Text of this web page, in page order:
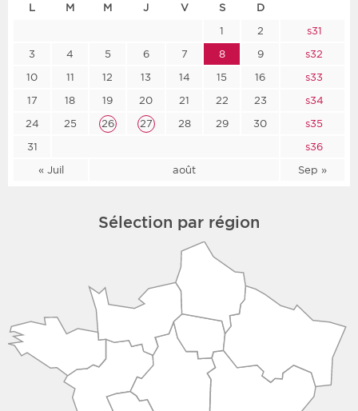
L M M J V S D
« Juil août Sep »
1 2
s31
3
4 5 6 7 8 9
s32
10
11 12 13 14 15 16
s33
17
18 19 20 21 22 23
s34
24
25 26 27 28 29 30
s35
31
s36
Sélection par région